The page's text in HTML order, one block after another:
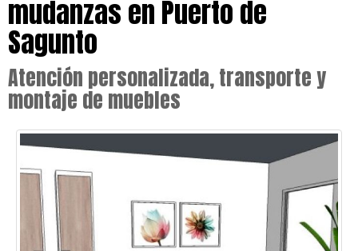
mudanzas en Puerto de
Sagunto
Atención personalizada, transporte y
montaje de muebles